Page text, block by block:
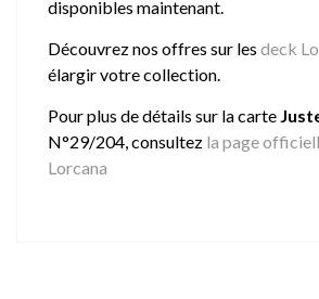
disponibles maintenant.
Découvrez nos offres sur les deck
élargir votre collection.
Pour plus de détails sur la carte
N°29/204, consultez la page
Lorcana